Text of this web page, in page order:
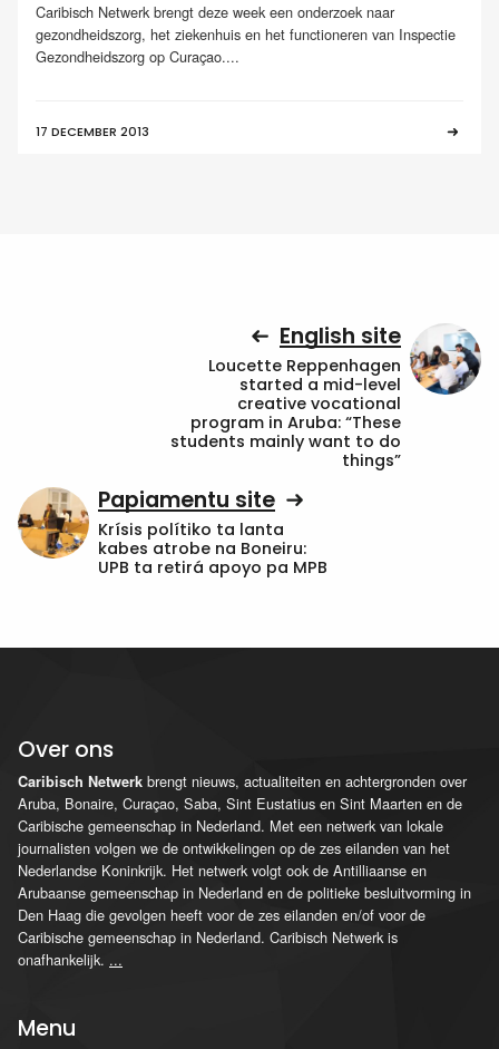
Caribisch Netwerk brengt deze week een onderzoek naar
gezondheidszorg, het ziekenhuis en het functioneren van Inspectie
Gezondheidszorg op Curaçao....
17 DECEMBER 2013
English site
Loucette Reppenhagen
started a mid-level
creative vocational
program in Aruba: “These
students mainly want to do
things”
Papiamentu site
Krísis polítiko ta lanta
kabes atrobe na Boneiru:
UPB ta retirá apoyo pa MPB
Over ons
Caribisch Netwerk brengt nieuws, actualiteiten en achtergronden over
Aruba, Bonaire, Curaçao, Saba, Sint Eustatius en Sint Maarten en de
Caribische gemeenschap in Nederland. Met een netwerk van lokale
journalisten volgen we de ontwikkelingen op de zes eilanden van het
Nederlandse Koninkrijk. Het netwerk volgt ook de Antilliaanse en
Arubaanse gemeenschap in Nederland en de politieke besluitvorming in
Den Haag die gevolgen heeft voor de zes eilanden en/of voor de
Caribische gemeenschap in Nederland. Caribisch Netwerk is
onafhankelijk. ...
Menu